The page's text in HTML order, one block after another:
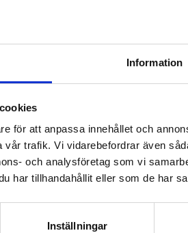
Information
för att anpassa innehållet och
trafik. Vi vidarebefordrar även
och analysföretag som vi
har tillhandahållit eller som de har
Inställningar